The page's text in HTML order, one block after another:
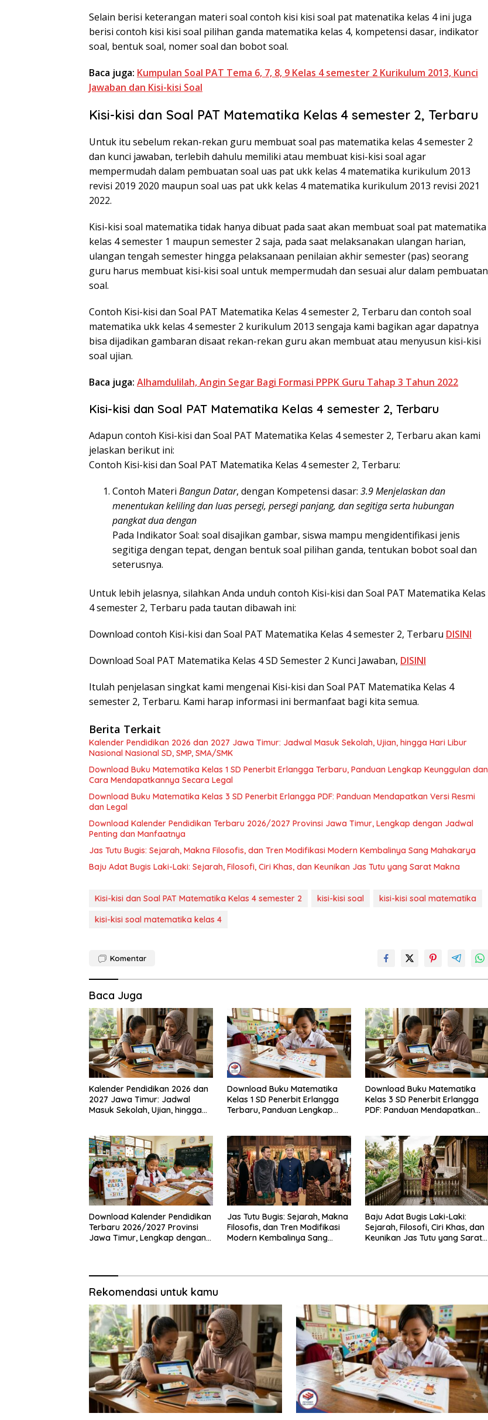
Selain berisi keterangan materi soal contoh kisi kisi soal pat matenatika kelas 4 ini juga
berisi contoh kisi kisi soal pilihan ganda matematika kelas 4, kompetensi dasar, indikator
soal, bentuk soal, nomer soal dan bobot soal.
Baca juga: Kumpulan Soal PAT Tema 6, 7, 8, 9 Kelas 4 semester 2 Kurikulum 2013, Kunci
Jawaban dan Kisi-kisi Soal
Kisi-kisi dan Soal PAT Matematika Kelas 4 semester 2, Terbaru
Untuk itu sebelum rekan-rekan guru membuat soal pas matematika kelas 4 semester 2
dan kunci jawaban, terlebih dahulu memiliki atau membuat kisi-kisi soal agar
mempermudah dalam pembuatan soal uas pat ukk kelas 4 matematika kurikulum 2013
revisi 2019 2020 maupun soal uas pat ukk kelas 4 matematika kurikulum 2013 revisi 2021
2022.
Kisi-kisi soal matematika tidak hanya dibuat pada saat akan membuat soal pat matematika
kelas 4 semester 1 maupun semester 2 saja, pada saat melaksanakan ulangan harian,
ulangan tengah semester hingga pelaksanaan penilaian akhir semester (pas) seorang
guru harus membuat kisi-kisi soal untuk mempermudah dan sesuai alur dalam pembuatan
soal.
Contoh Kisi-kisi dan Soal PAT Matematika Kelas 4 semester 2, Terbaru dan contoh soal
matematika ukk kelas 4 semester 2 kurikulum 2013 sengaja kami bagikan agar dapatnya
bisa dijadikan gambaran disaat rekan-rekan guru akan membuat atau menyusun kisi-kisi
soal ujian.
Baca juga: Alhamdulilah, Angin Segar Bagi Formasi PPPK Guru Tahap 3 Tahun 2022
Kisi-kisi dan Soal PAT Matematika Kelas 4 semester 2, Terbaru
Adapun contoh Kisi-kisi dan Soal PAT Matematika Kelas 4 semester 2, Terbaru akan kami
jelaskan berikut ini:
Contoh Kisi-kisi dan Soal PAT Matematika Kelas 4 semester 2, Terbaru:
Contoh Materi Bangun Datar, dengan Kompetensi dasar: 3.9 Menjelaskan dan
menentukan keliling dan luas persegi, persegi panjang, dan segitiga serta hubungan
pangkat dua dengan
Pada Indikator Soal: soal disajikan gambar, siswa mampu mengidentifikasi jenis
segitiga dengan tepat, dengan bentuk soal pilihan ganda, tentukan bobot soal dan
seterusnya.
Untuk lebih jelasnya, silahkan Anda unduh contoh Kisi-kisi dan Soal PAT Matematika Kelas
4 semester 2, Terbaru pada tautan dibawah ini:
Download contoh Kisi-kisi dan Soal PAT Matematika Kelas 4 semester 2, Terbaru DISINI
Download Soal PAT Matematika Kelas 4 SD Semester 2 Kunci Jawaban, DISINI
Itulah penjelasan singkat kami mengenai Kisi-kisi dan Soal PAT Matematika Kelas 4
semester 2, Terbaru. Kami harap informasi ini bermanfaat bagi kita semua.
Berita Terkait
Kalender Pendidikan 2026 dan 2027 Jawa Timur: Jadwal Masuk Sekolah, Ujian, hingga Hari Libur
Nasional Nasional SD, SMP, SMA/SMK
Download Buku Matematika Kelas 1 SD Penerbit Erlangga Terbaru, Panduan Lengkap Keunggulan dan
Cara Mendapatkannya Secara Legal
Download Buku Matematika Kelas 3 SD Penerbit Erlangga PDF: Panduan Mendapatkan Versi Resmi
dan Legal
Download Kalender Pendidikan Terbaru 2026/2027 Provinsi Jawa Timur, Lengkap dengan Jadwal
Penting dan Manfaatnya
Jas Tutu Bugis: Sejarah, Makna Filosofis, dan Tren Modifikasi Modern Kembalinya Sang Mahakarya
Baju Adat Bugis Laki-Laki: Sejarah, Filosofi, Ciri Khas, dan Keunikan Jas Tutu yang Sarat Makna
Kisi-kisi dan Soal PAT Matematika Kelas 4 semester 2 kisi-kisi soal
kisi-kisi soal matematika
kisi-kisi soal matematika kelas 4
Komentar
Baca Juga
Kalender Pendidikan 2026 dan
2027 Jawa Timur: Jadwal
Masuk Sekolah, Ujian, hingga
Download Buku Matematika
Kelas 1 SD Penerbit Erlangga
Terbaru, Panduan Lengkap
Download Buku Matematika
Kelas 3 SD Penerbit Erlangga
PDF: Panduan Mendapatkan
Download Kalender Pendidikan
Terbaru 2026/2027 Provinsi
Jawa Timur, Lengkap dengan
Jas Tutu Bugis: Sejarah, Makna
Filosofis, dan Tren Modifikasi
Modern Kembalinya Sang
Baju Adat Bugis Laki-Laki:
Sejarah, Filosofi, Ciri Khas, dan
Keunikan Jas Tutu yang Sarat
Rekomendasi untuk kamu